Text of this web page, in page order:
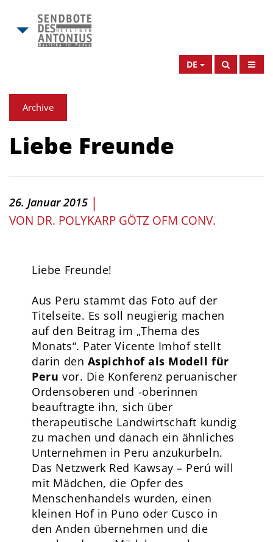
DE
Archive
Liebe Freunde
26. Januar 2015 |
VON DR. POLYKARP GÖTZ OFM CONV.
Liebe Freunde!
Aus Peru stammt das Foto auf der
Titelseite. Es soll neugierig machen
auf den Beitrag im „Thema des
Monats“. Pater Vicente Imhof stellt
darin den Aspichhof als Modell für
Peruvor. Die Konferenz peruanischer
Ordensoberen und -oberinnen
beauftragte ihn, sich über
therapeutische Landwirtschaft kundig
zu machen und danach ein ähnliches
Unternehmen in Peru anzukurbeln.
Das Netzwerk Red Kawsay – Perú will
mit Mädchen, die Opfer des
Menschenhandels wurden, einen
kleinen Hof in Puno oder Cusco in
den Anden übernehmen und die